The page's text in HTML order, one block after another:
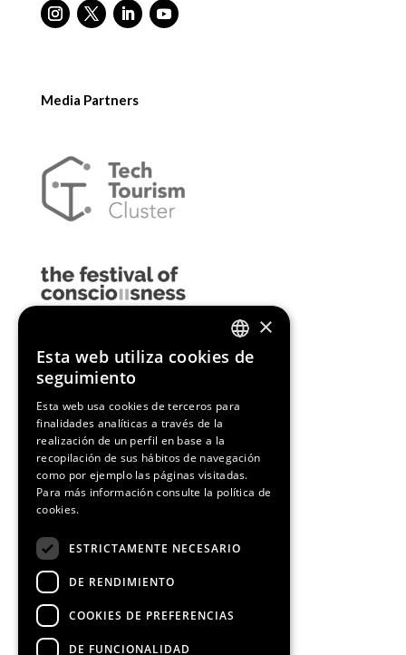
Media Partners
ENGLISH
×
Esta web utiliza cookies de
seguimiento
Esta web usa cookies de terceros para
finalidades analíticas a través de la
realización de un perfil en base a la
recopilación de sus hábitos de navegación
como por ejemplo las páginas visitadas.
Para más información consulte la política de
cookies.
ESTRICTAMENTE NECESARIO
DE RENDIMIENTO
COOKIES DE PREFERENCIAS
DE FUNCIONALIDAD